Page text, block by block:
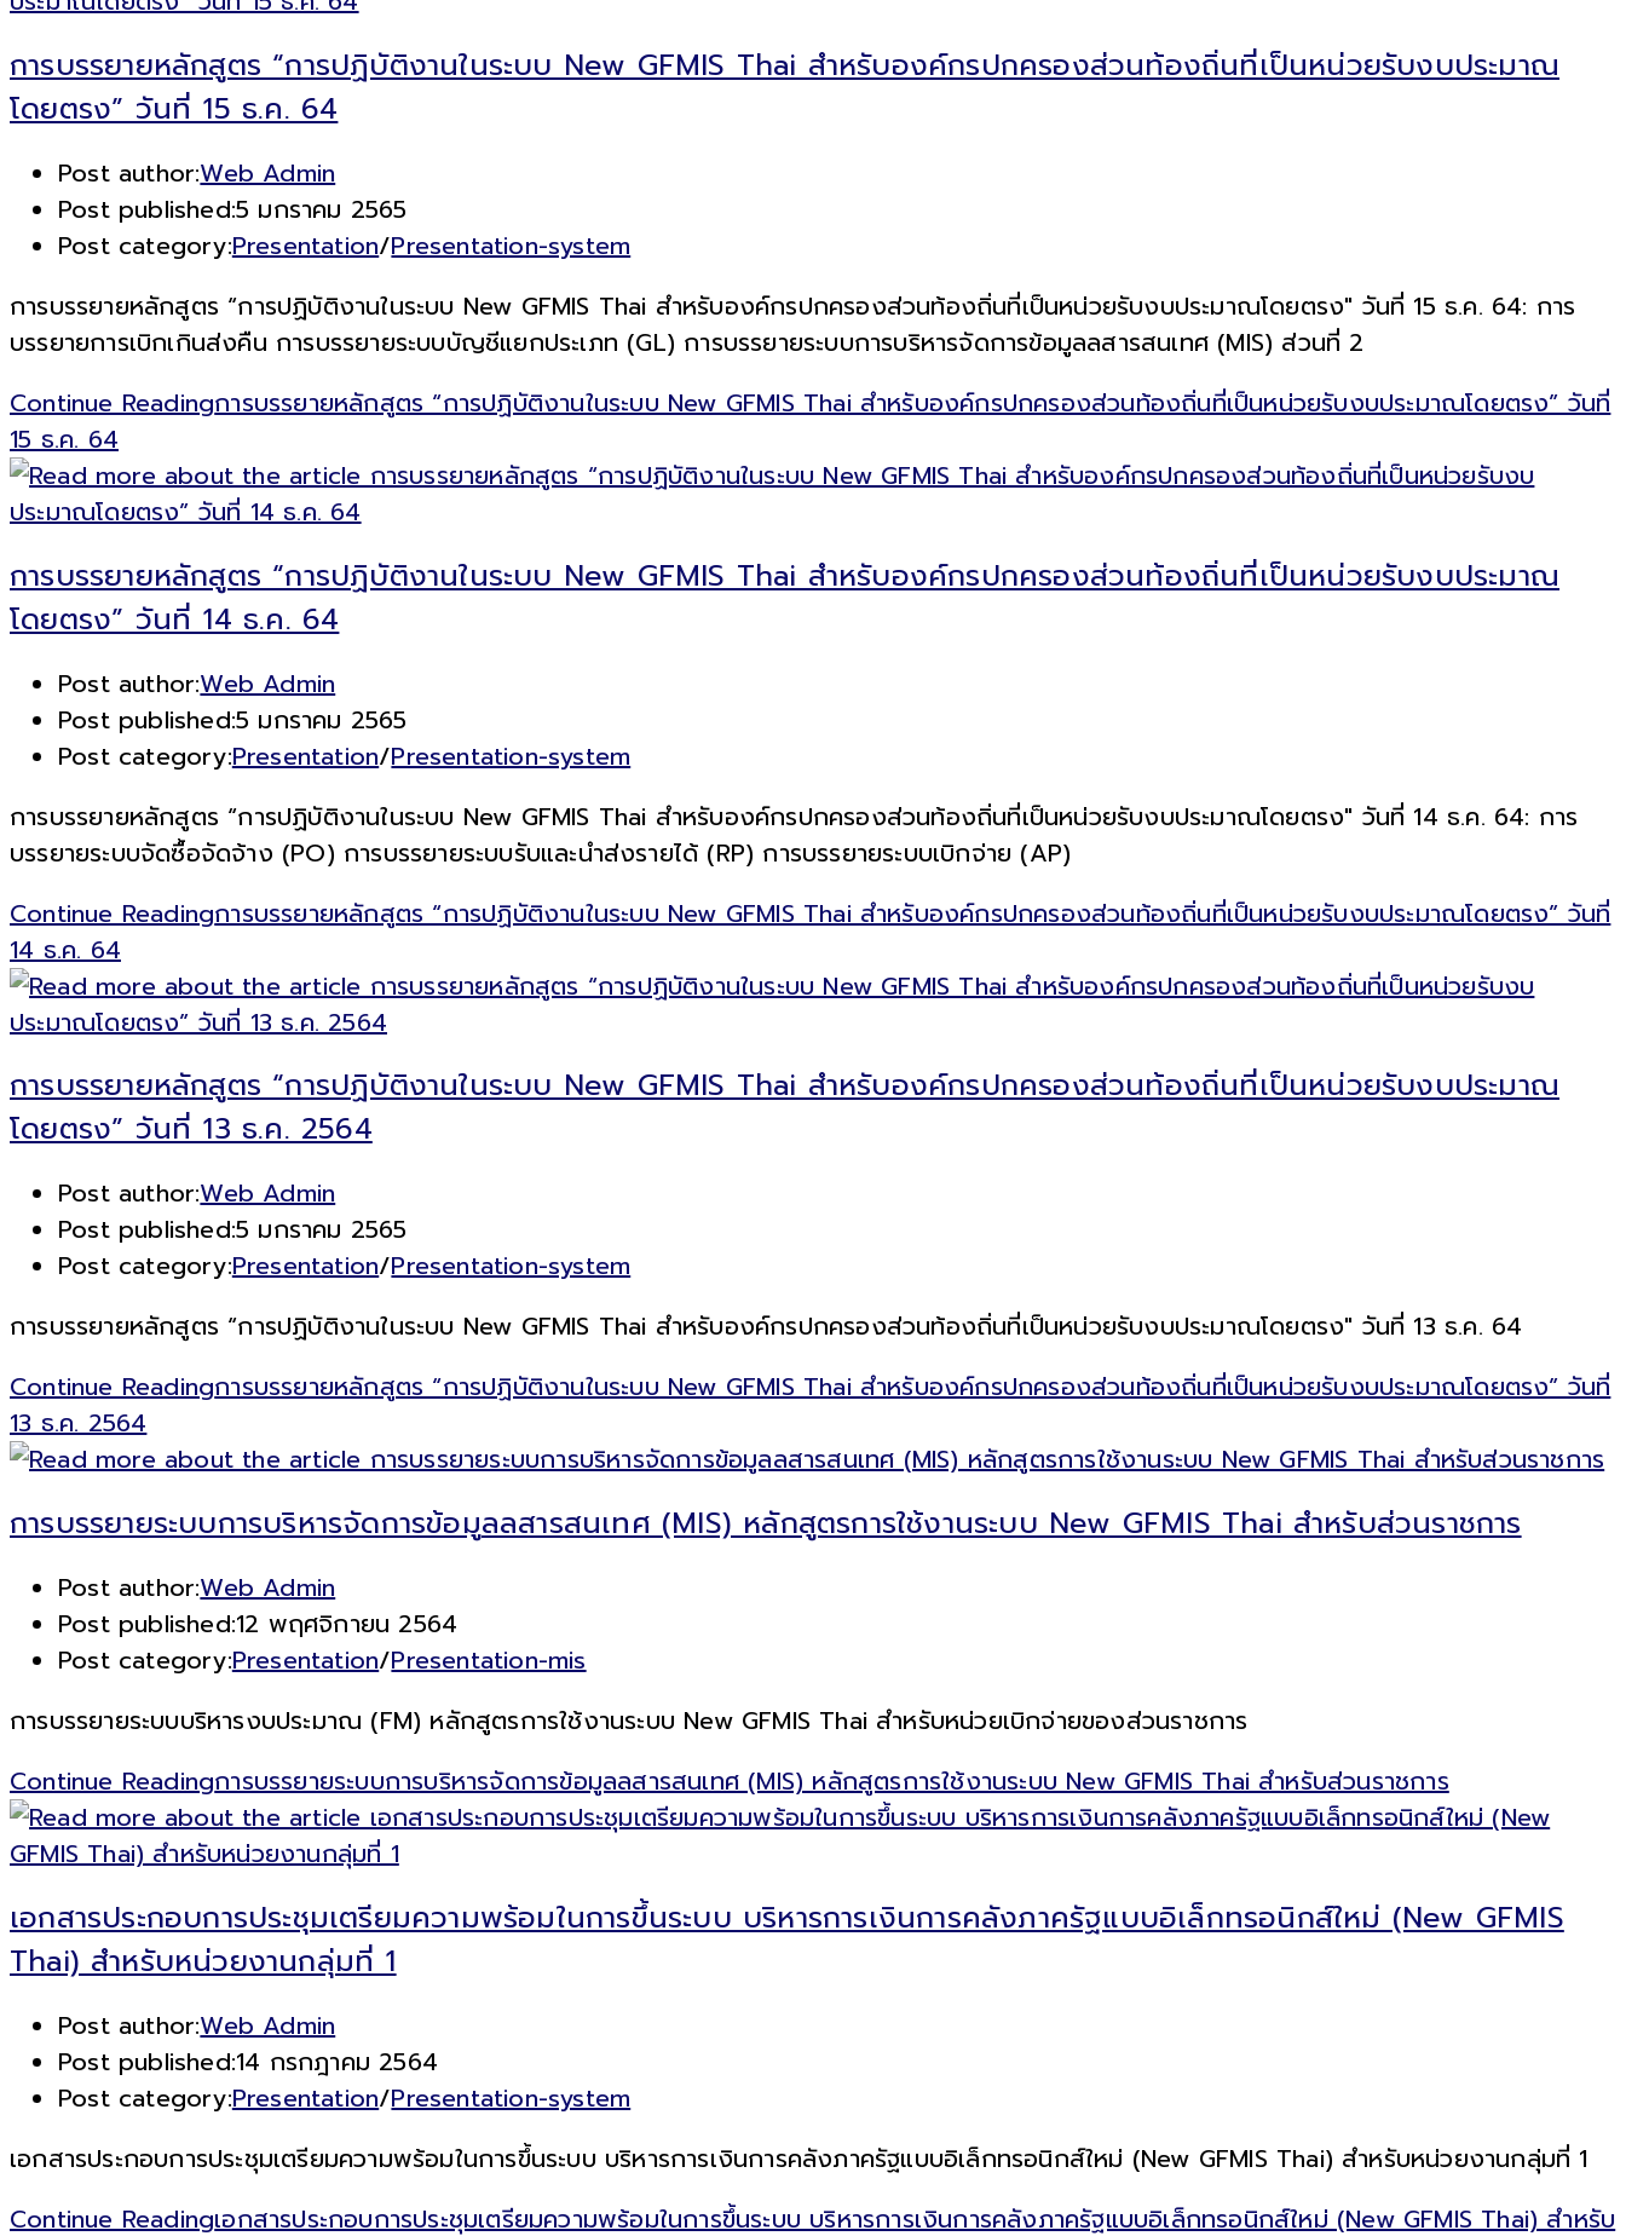
การบรรยายหลักสูตร “การปฏิบัติงานในระบบ New GFMIS Thai สำหรับองค์กรปกครองส่วนท้องถิ่นที่เป็นหน่วยรับงบประมาณ
โดยตรง” วันที่ 15 ธ.ค. 64
Post author:Web Admin
Post published:5 มกราคม 2565
Post category:Presentation/Presentation-system
การบรรยายหลักสูตร “การปฏิบัติงานในระบบ New GFMIS Thai สำหรับองค์กรปกครองส่วนท้องถิ่นที่เป็นหน่วยรับงบประมาณโดยตรง" วันที่ 15 ธ.ค. 64: การ
บรรยายการเบิกเกินส่งคืน การบรรยายระบบบัญชีแยกประเภท (GL) การบรรยายระบบการบริหารจัดการข้อมูลลสารสนเทศ (MIS) ส่วนที่ 2
Continue Readingการบรรยายหลักสูตร “การปฏิบัติงานในระบบ New GFMIS Thai สำหรับองค์กรปกครองส่วนท้องถิ่นที่เป็นหน่วยรับงบประมาณโดยตรง” วันที่
15 ธ.ค. 64
การบรรยายหลักสูตร “การปฏิบัติงานในระบบ New GFMIS Thai สำหรับองค์กรปกครองส่วนท้องถิ่นที่เป็นหน่วยรับงบประมาณ
โดยตรง” วันที่ 14 ธ.ค. 64
Post author:Web Admin
Post published:5 มกราคม 2565
Post category:Presentation/Presentation-system
การบรรยายหลักสูตร “การปฏิบัติงานในระบบ New GFMIS Thai สำหรับองค์กรปกครองส่วนท้องถิ่นที่เป็นหน่วยรับงบประมาณโดยตรง" วันที่ 14 ธ.ค. 64: การ
บรรยายระบบจัดซื้อจัดจ้าง (PO) การบรรยายระบบรับและนำส่งรายได้ (RP) การบรรยายระบบเบิกจ่าย (AP)
Continue Readingการบรรยายหลักสูตร “การปฏิบัติงานในระบบ New GFMIS Thai สำหรับองค์กรปกครองส่วนท้องถิ่นที่เป็นหน่วยรับงบประมาณโดยตรง” วันที่
14 ธ.ค. 64
การบรรยายหลักสูตร “การปฏิบัติงานในระบบ New GFMIS Thai สำหรับองค์กรปกครองส่วนท้องถิ่นที่เป็นหน่วยรับงบประมาณ
โดยตรง” วันที่ 13 ธ.ค. 2564
Post author:Web Admin
Post published:5 มกราคม 2565
Post category:Presentation/Presentation-system
การบรรยายหลักสูตร “การปฏิบัติงานในระบบ New GFMIS Thai สำหรับองค์กรปกครองส่วนท้องถิ่นที่เป็นหน่วยรับงบประมาณโดยตรง" วันที่ 13 ธ.ค. 64
Continue Readingการบรรยายหลักสูตร “การปฏิบัติงานในระบบ New GFMIS Thai สำหรับองค์กรปกครองส่วนท้องถิ่นที่เป็นหน่วยรับงบประมาณโดยตรง” วันที่
13 ธ.ค. 2564
การบรรยายระบบการบริหารจัดการข้อมูลลสารสนเทศ (MIS) หลักสูตรการใช้งานระบบ New GFMIS Thai สำหรับส่วนราชการ
Post author:Web Admin
Post published:12 พฤศจิกายน 2564
Post category:Presentation/Presentation-mis
การบรรยายระบบบริหารงบประมาณ (FM) หลักสูตรการใช้งานระบบ New GFMIS Thai สำหรับหน่วยเบิกจ่ายของส่วนราชการ
Continue Readingการบรรยายระบบการบริหารจัดการข้อมูลลสารสนเทศ (MIS) หลักสูตรการใช้งานระบบ New GFMIS Thai สำหรับส่วนราชการ
เอกสารประกอบการประชุมเตรียมความพร้อมในการขึ้นระบบ บริหารการเงินการคลังภาครัฐแบบอิเล็กทรอนิกส์ใหม่ (New GFMIS
Thai) สำหรับหน่วยงานกลุ่มที่ 1
Post author:Web Admin
Post published:14 กรกฎาคม 2564
Post category:Presentation/Presentation-system
เอกสารประกอบการประชุมเตรียมความพร้อมในการขึ้นระบบ บริหารการเงินการคลังภาครัฐแบบอิเล็กทรอนิกส์ใหม่ (New GFMIS Thai) สำหรับหน่วยงานกลุ่มที่ 1
Continue Readingเอกสารประกอบการประชุมเตรียมความพร้อมในการขึ้นระบบ บริหารการเงินการคลังภาครัฐแบบอิเล็กทรอนิกส์ใหม่ (New GFMIS Thai) สำหรับ